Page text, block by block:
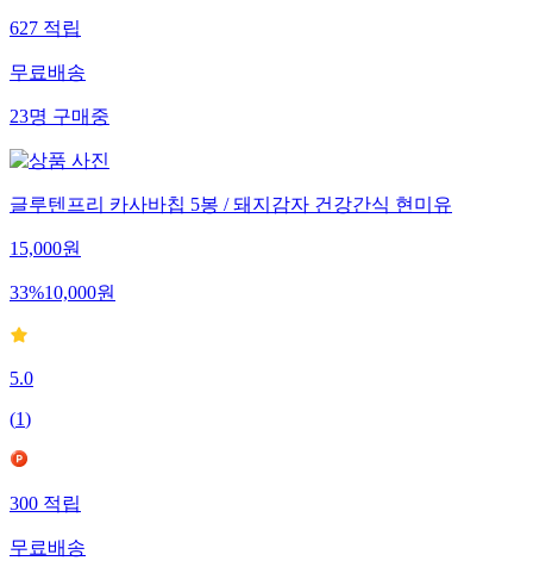
627 적립
무료배송
23명 구매중
글루텐프리 카사바칩 5봉 / 돼지감자 건강간식 현미유
15,000원
33%10,000원
5.0
(1)
300 적립
무료배송